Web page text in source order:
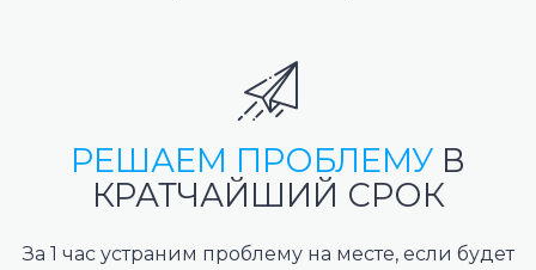
РЕШАЕМ ПРОБЛЕМУ В
КРАТЧАЙШИЙ СРОК
За 1 час устраним проблему на месте, если будет